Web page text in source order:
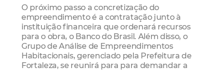
O próximo passo a concretização do
empreendimento é a contratação junto à
instituição financeira que ordenará recursos
para o obra, o Banco do Brasil. Além disso, o
Grupo de Análise de Empreendimentos
Habitacionais, gerenciado pela Prefeitura de
Fortaleza, se reunirá para para demandar a